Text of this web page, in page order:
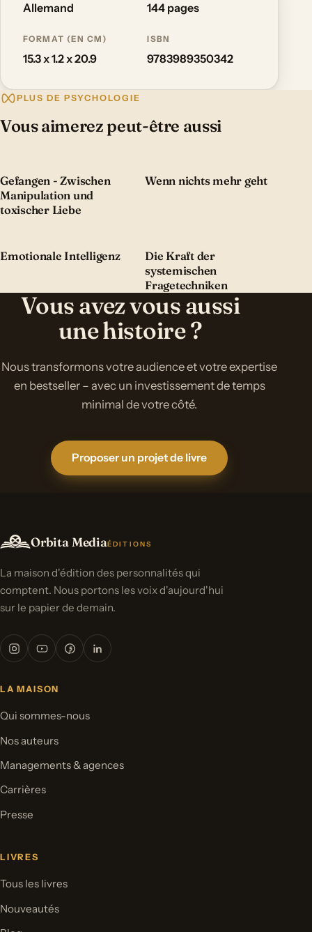
Allemand 144 pages
FORMAT (EN CM)
15.3 x 1.2 x 20.9
ISBN
9783989350342
PLUS DE PSYCHOLOGIE
Vous aimerez peut-être aussi
Gefangen - Zwischen
Manipulation und
toxischer Liebe
Wenn nichts mehr geht
Emotionale Intelligenz
Die Kraft der
systemischen
Fragetechniken
Vous avez vous aussi
une histoire ?
Nous transformons votre audience et votre expertise
en bestseller – avec un investissement de temps
minimal de votre côté.
Proposer un projet de livre
Orbita MediaÉDITIONS
La maison d'édition des personnalités qui
comptent. Nous portons les voix d'aujourd'hui
sur le papier de demain.
LA MAISON
Qui sommes-nous
Nos auteurs
Managements & agences
Carrières
Presse
LIVRES
Tous les livres
Nouveautés